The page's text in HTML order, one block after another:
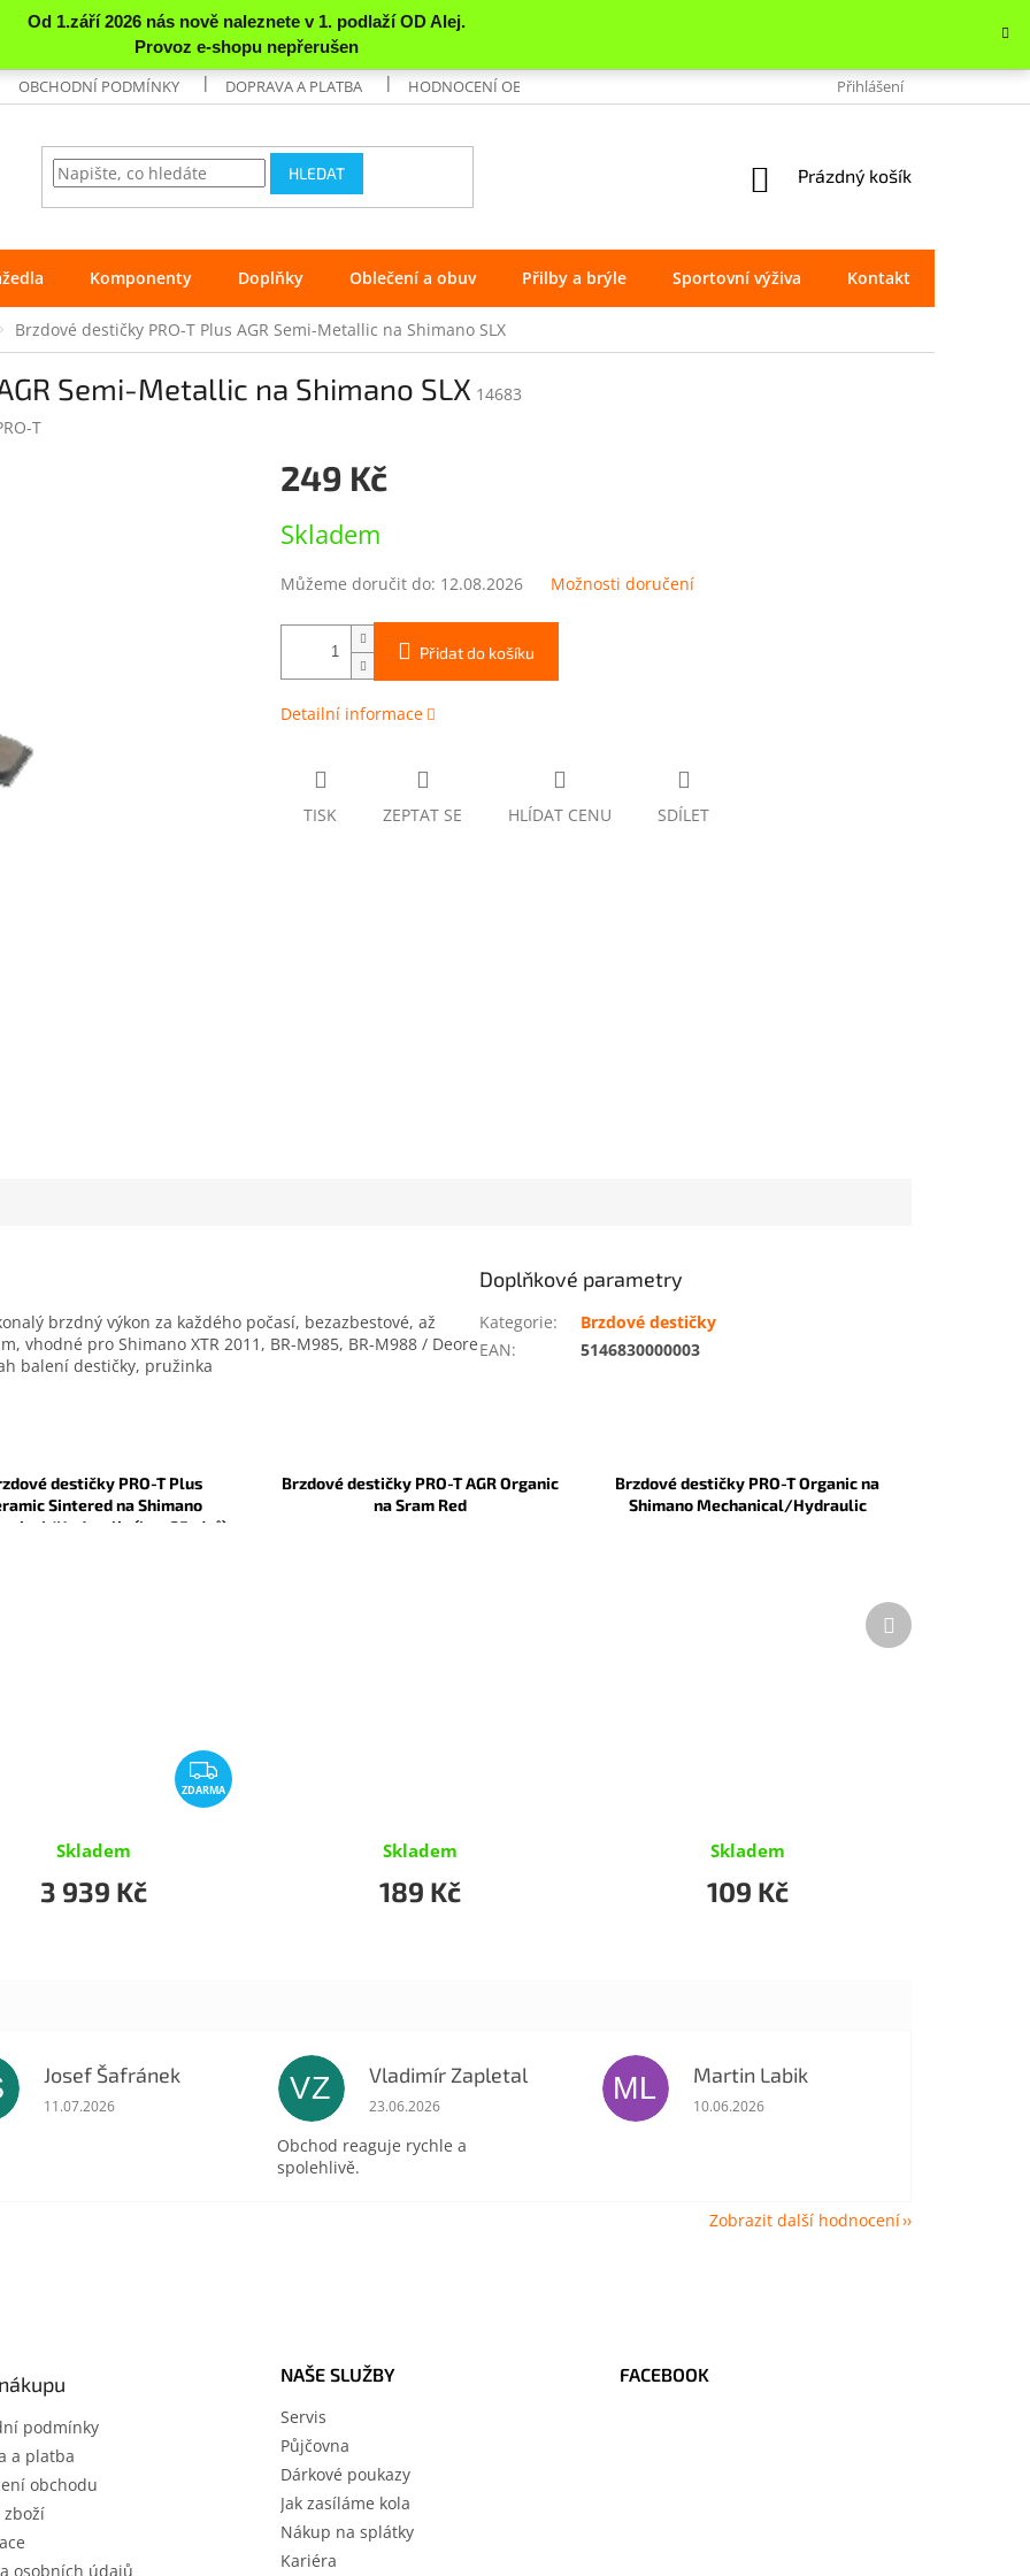
OBCHODNÍ PODMÍNKY DOPRAVA A PLATBA HODNOCENÍ OBCHODU REKLAMACE OCHRANA
Přihlášení
HLEDAT
NÁKUPNÍ
Prázdný košík
Komponenty Doplňky Oblečení a obuv Přilby a brýle Sportovní výživa Kontakt
Brzdové destičky PRO-T Plus AGR Semi-Metallic na Shimano SLX
Semi-Metallic na Shimano SLX 14683
T
249 Kč
cena:
Skladem
Můžeme doručit do: 12.08.2026 Možnosti doručení
Přidat do košíku
Detailní informace
TISK ZEPTAT SE HLÍDAT CENU SDÍLET
brzdný výkon za každého počasí, bezazbestové, až
vhodné pro Shimano XTR 2011, BR-M985, BR-M988 / Deore
balení destičky, pružinka
Doplňkové parametry
Kategorie:
Brzdové destičky
EAN: 5146830000003
Z
D
ZDARMA
destičky PRO-T Plus
Sintered na Shimano
Hydraulic (box 25párů)
Skladem
3 939 Kč
Brzdové destičky PRO-T AGR Organic
na Sram Red
Skladem
189 Kč
Brzdové destičky PRO-T Organic na
Shimano Mechanical/Hydraulic
Skladem
109 Kč
Další
produkt
Josef Šafránek
Hodnocení obchodu je 5 z 5 hvězdiček.
11.07.2026
VZ Vladimír Zapletal
Hodnocení obchodu je 5 z 5 hvězdiček.
23.06.2026
Obchod reaguje rychle a
spolehlivě.
ML Martin Labik
Hodnocení obchodu je 5 z 5 hvězdiček.
10.06.2026
Zobrazit další hodnocení
podmínky
a platba
obchodu
zboží
osobních údajů
NAŠE SLUŽBY
Servis
Půjčovna
Dárkové poukazy
Jak zasíláme kola
Nákup na splátky
Kariéra
FACEBOOK